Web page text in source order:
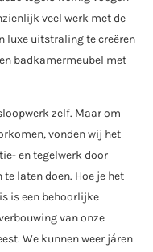
veel werk met de
luxe uitstraling te creëren
badkamermeubel met
zelf. Maar om
vonden wij het
en tegelwerk door
laten doen. Hoe je het
is een behoorlijke
van onze
We kunnen weer járen